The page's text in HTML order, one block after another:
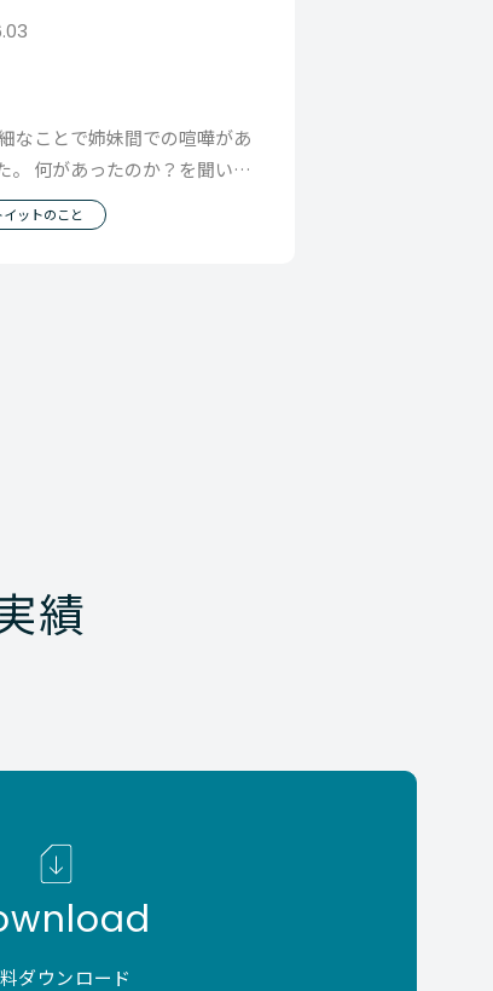
なことで姉妹間での喧嘩があ
。 何があったのか？を聞いて
ぞれの意見を聞いて終息させ
ド
ットのこと
績
ダウンロード